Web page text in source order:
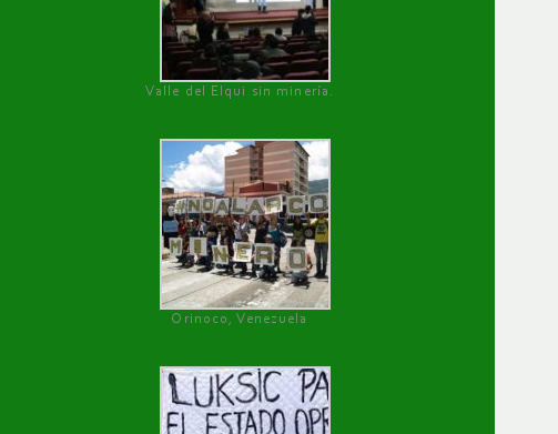
Valle del Elqui sin minería.
Orinoco, Venezuela